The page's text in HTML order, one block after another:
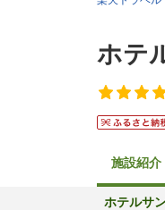
ホテ
施設紹介
ホテルサ